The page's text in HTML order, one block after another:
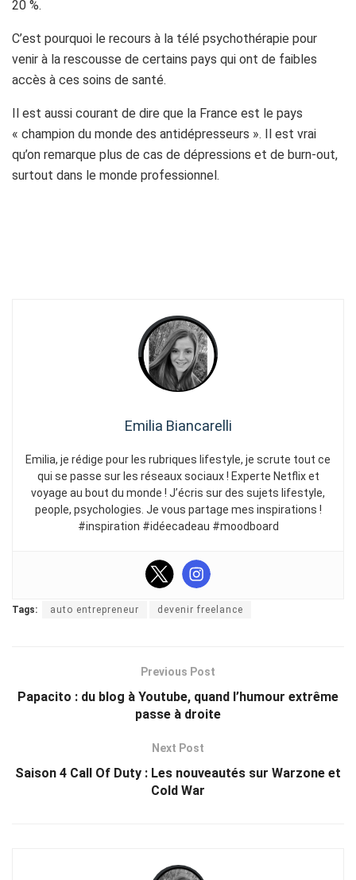
20 %.
C’est pourquoi le recours à la télé psychothérapie pour
venir à la rescousse de certains pays qui ont de faibles
accès à ces soins de santé.
Il est aussi courant de dire que la France est le pays
« champion du monde des antidépresseurs ». Il est vrai
qu’on remarque plus de cas de dépressions et de burn-out,
surtout dans le monde professionnel.
Emilia Biancarelli
Emilia, je rédige pour les rubriques lifestyle, je scrute tout ce
qui se passe sur les réseaux sociaux ! Experte Netflix et
voyage au bout du monde ! J’écris sur des sujets lifestyle,
people, psychologies. Je vous partage mes inspirations !
#inspiration #idéecadeau #moodboard
Tags: auto entrepreneur devenir freelance
Previous Post
Papacito : du blog à Youtube, quand l’humour extrême
passe à droite
Next Post
Saison 4 Call Of Duty : Les nouveautés sur Warzone et
Cold War